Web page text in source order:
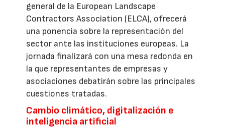
general de la European Landscape
Contractors Association (ELCA), ofrecerá
una ponencia sobre la representación del
sector ante las instituciones europeas. La
jornada finalizará con una mesa redonda en
la que representantes de empresas y
asociaciones debatirán sobre las principales
cuestiones tratadas.
Cambio climático, digitalización e
inteligencia artificial